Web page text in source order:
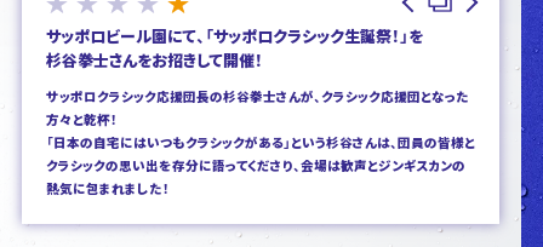
1 2 3 4
サッポロビール園にて、「サッポロクラシック生誕祭！」を
杉谷拳士さんをお招きして開催！
サッポロクラシック応援団長の杉谷拳士さんが、クラシック応援団となった
方々と乾杯！
「日本の自宅にはいつもクラシックがある」という杉谷さんは、団員の皆様と
クラシックの思い出を存分に語ってくださり、会場は歓声とジンギスカンの
熱気に包まれました！